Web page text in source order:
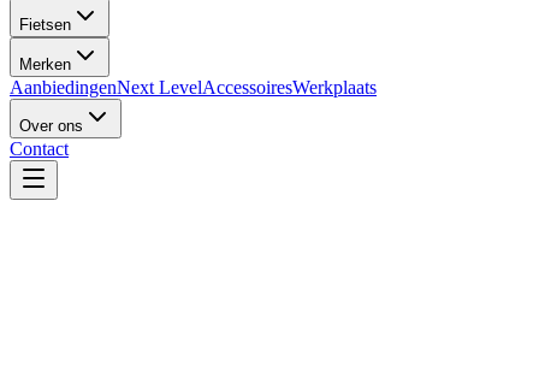
Fietsen
Merken
AanbiedingenNext LevelAccessoiresWerkplaats
Over ons
Contact